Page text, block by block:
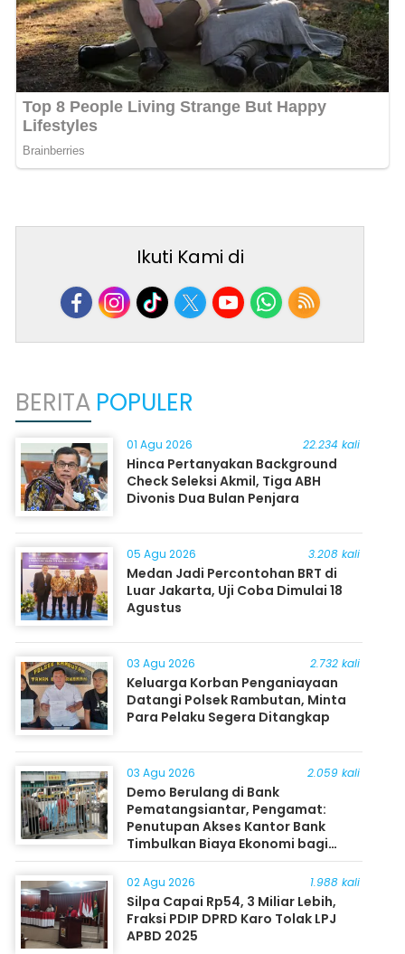
Ikuti Kami di
BERITA POPULER
01 Agu 2026 22.234 kali
Hinca Pertanyakan Background
Check Seleksi Akmil, Tiga ABH
Divonis Dua Bulan Penjara
05 Agu 2026 3.208 kali
Medan Jadi Percontohan BRT di
Luar Jakarta, Uji Coba Dimulai 18
Agustus
03 Agu 2026 2.732 kali
Keluarga Korban Penganiayaan
Datangi Polsek Rambutan, Minta
Para Pelaku Segera Ditangkap
03 Agu 2026 2.059 kali
Demo Berulang di Bank
Pematangsiantar, Pengamat:
Penutupan Akses Kantor Bank
Timbulkan Biaya Ekonomi bagi
Masyarakat
02 Agu 2026 1.988 kali
Silpa Capai Rp54, 3 Miliar Lebih,
Fraksi PDIP DPRD Karo Tolak LPJ
APBD 2025